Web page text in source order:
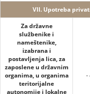
VII. Upotreba
Za državne
službenike i
nameštenike,
izabrana i
postavljenja lica, za
zaposlene u državnim
organima, u organima
teritorijalne
autonomije i lokalne
-